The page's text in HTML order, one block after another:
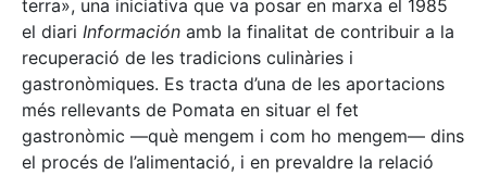
terra», una iniciativa que va posar en marxa el 1985
el diari Información amb la finalitat de contribuir a la
recuperació de les tradicions culinàries i
gastronòmiques. Es tracta d’una de les aportacions
més rellevants de Pomata en situar el fet
gastronòmic —què mengem i com ho mengem— dins
el procés de l’alimentació, i en prevaldre la relació